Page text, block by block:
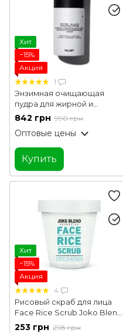
Хит
−15%
Акция
1
Энзимная очищающая
пудра для жирной и
комбинированной кожи
Enzyme Balance Cleanser
Powder Hillary 40 г
842 грн 990 грн
Оптовые цены
Купить
Хит
−15%
Акция
4
Рисовый скраб для лица
Face Rice Scrub Joko Blend
100 г
253 грн 298 грн